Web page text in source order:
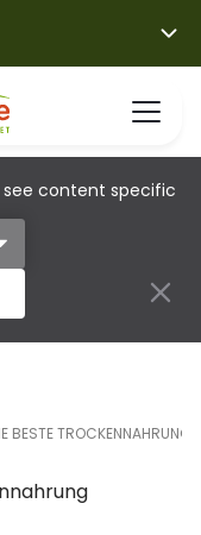
content specific
BESTE TROCKENNAHRUNG